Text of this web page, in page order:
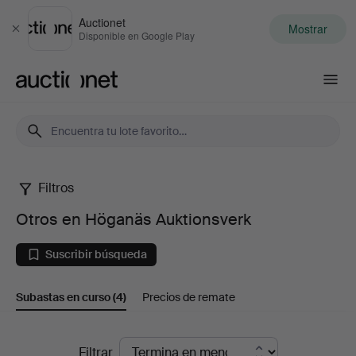
Cerrar
Auctionet
Disponible en Google Play Mostrar
Otros
en
Höganäs
Auktionsverk
Filtros
Otros en Höganäs Auktionsverk
Suscribir búsqueda
Subastas en curso(4) Precios de remate
SubastasFiltrar